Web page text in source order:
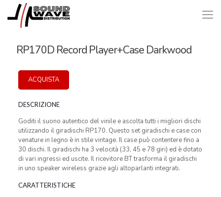
RP170D Record Player+Case Darkwood
ACQUISTA
DESCRIZIONE
Goditi il suono autentico del vinile e ascolta tutti i migliori dischi
utilizzando il giradischi RP170. Questo set giradischi e case con
venature in legno è in stile vintage. Il case può contentere fino a
30 dischi. Il giradischi ha 3 velocità (33, 45 e 78 giri) ed è dotato
di vari ingressi ed uscite. Il ricevitore BT trasforma il giradischi
in uno speaker wireless grazie agli altoparlanti integrati.
CARATTERISTICHE